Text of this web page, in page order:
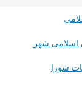
شهر
شورا